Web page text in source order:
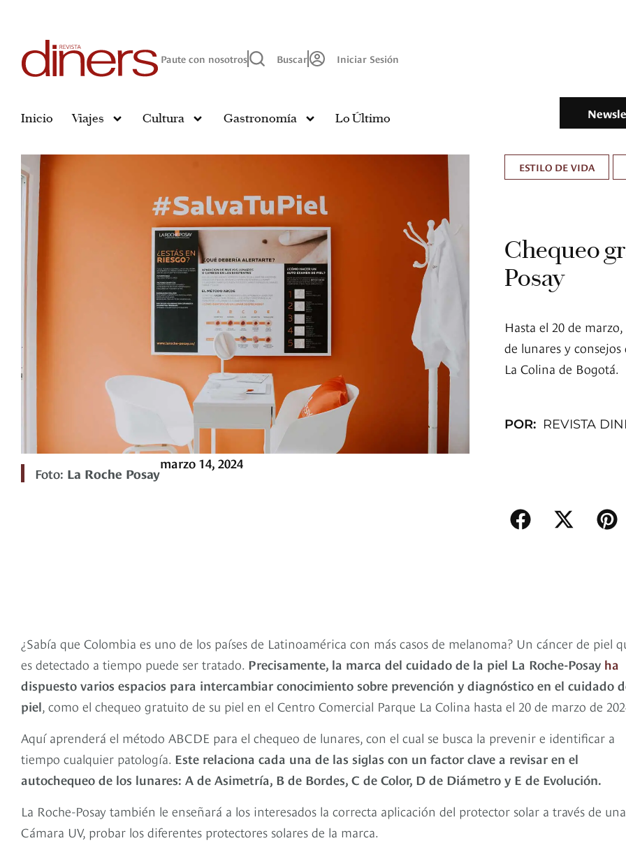
Paute con nosotros Buscar Iniciar Sesión
Inicio Viajes Cultura Gastronomía Lo Último
Foto: La Roche Posay
marzo 14, 2024
ESTILO DE VIDA
Chequeo
Posay
Hasta el 20 de
de lunares y
La Colina de Bogotá.
POR: REVISTA
¿Sabía que Colombia es uno de los países de Latinoamérica con más casos de melanoma? Un cáncer de piel
es detectado a tiempo puede ser tratado. Precisamente, la marca del cuidado de la piel La Roche-Posay ha
dispuesto varios espacios para intercambiar conocimiento sobre prevención y diagnóstico en el cuidado
piel, como el chequeo gratuito de su piel en el Centro Comercial Parque La Colina hasta el 20 de marzo de
Aquí aprenderá el método ABCDE para el chequeo de lunares, con el cual se busca la prevenir e identificar a
tiempo cualquier patología. Este relaciona cada una de las siglas con un factor clave a revisar en el
autochequeo de los lunares: A de Asimetría, B de Bordes, C de Color, D de Diámetro y E de Evolución.
La Roche-Posay también le enseñará a los interesados la correcta aplicación del protector solar a través de una
Cámara UV, probar los diferentes protectores solares de la marca.